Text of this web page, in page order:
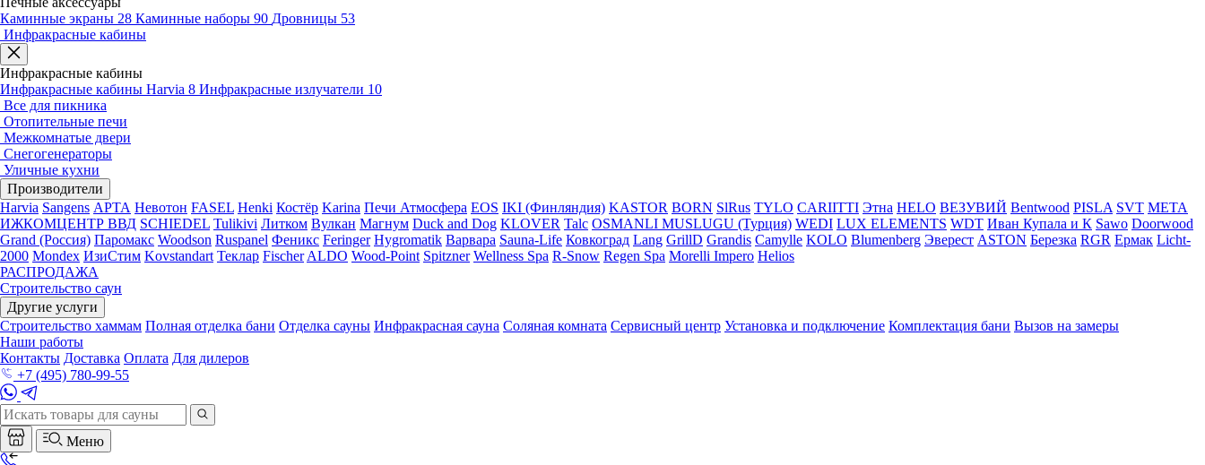
Каминные экраны 28 Каминные наборы 90 Дровницы 53
Инфракрасные кабины
Инфракрасные кабины
Инфракрасные кабины Harvia 8 Инфракрасные излучатели 10
Все для пикника
Отопительные печи
Межкомнатые двери
Снегогенераторы
Уличные кухни
Производители
Harvia Sangens АРТА Невотон FASEL Henki Костёр Karina Печи Атмосфера EOS IKI (Финляндия) KASTOR BORN SlRus TYLO CARIITTI Этна HELO ВЕЗУВИЙ Bentwood PISLA SVT МЕТА
ИЖКОМЦЕНТР ВВД SCHIEDEL Tulikivi Литком Вулкан Магнум Duck and Dog KLOVER Talc OSMANLI MUSLUGU (Турция) WEDI LUX ELEMENTS WDT Иван Купала и К Sawo Doorwood
Grand (Россия) Паромакс Woodson Ruspanel Феникс Feringer Hygromatik Варвара Sauna-Life Ковкоград Lang GrillD Grandis Camylle KOLO Blumenberg Эверест ASTON Березка RGR Ермак Licht-
2000 Mondex ИзиСтим Kovstandart Теклар Fischer ALDO Wood-Point Spitzner Wellness Spa R-Snow Regen Spa Morelli Impero Helios
РАСПРОДАЖА
Строительство саун
Другие услуги
Строительство хаммам Полная отделка бани Отделка сауны Инфракрасная сауна Соляная комната Сервисный центр Установка и подключение Комплектация бани Вызов на замеры
Наши работы
Контакты Доставка Оплата Для дилеров
+7 (495) 780-99-55
Меню